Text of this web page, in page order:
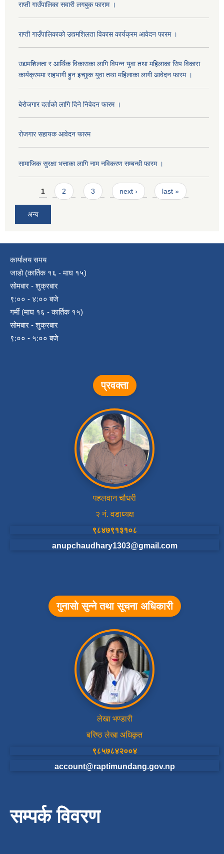
राप्ती गाउँपालिका सवारी लगबुक फाराम ।
राप्ती गाउँपालिकाको उद्यमशिलता विकास कार्यक्रम आवेदन फारम ।
उद्यमशिलता र आर्थिक विकासका लागि विपन्न युवा तथा महिलाका सिप विकास
कार्यक्रममा सहभागी हुन इच्छुक युवा तथा महिलाका लागी आवेदन फारम ।
बेरोजगार दर्ताको लागि दिने निवेदन फारम ।
रोजगार सहायक आवेदन फारम
सामाजिक सुरक्षा भत्ताका लागि नाम नविकरण सम्बन्धी फारम ।
Pages
1 2 3 next › last »
अन्य
कार्यालय समय
जाडो (कार्तिक १६ - माघ १५)
सोमबार - शुक्रबार
९:०० - ४:०० बजे
गर्मी (माघ १६ - कार्तिक १५)
सोमबार - शुक्रबार
९:०० - ५:०० बजे
प्रवक्ता
पहलवान चौधरी
२ नं. वडाध्यक्ष
९८४७९१३१०८
anupchaudhary1303@gmail.com
गुनासो सुन्ने तथा सूचना अधिकारी
लेखा भण्डारी
बरिष्ठ लेखा अधिकृत
९८५७८४२००४
account@raptimundang.gov.np
सम्पर्क विवरण